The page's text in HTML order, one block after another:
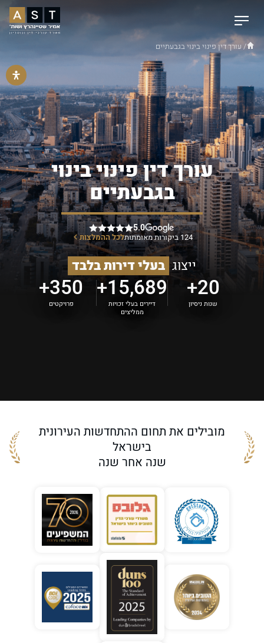
/ עורך דין פינוי בינוי בגבעתיים
עורך דין פינוי בינוי
בגבעתיים
5.0
124 ביקורות מאומתות לכל ההמלצות
ייצוג בעלי דירות בלבד
20+
שנות ניסיון
15,689+
דיירים בעלי זכויות
ממליצים
350+
פרויקטים
מובילים את תחום ההתחדשות העירונית
בישראל
שנה אחר שנה